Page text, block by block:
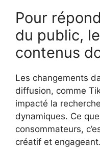
Pour
du public,
contenus
Les changements
diffusion, comme
impacté la
dynamiques. Ce
consommateurs,
créatif et